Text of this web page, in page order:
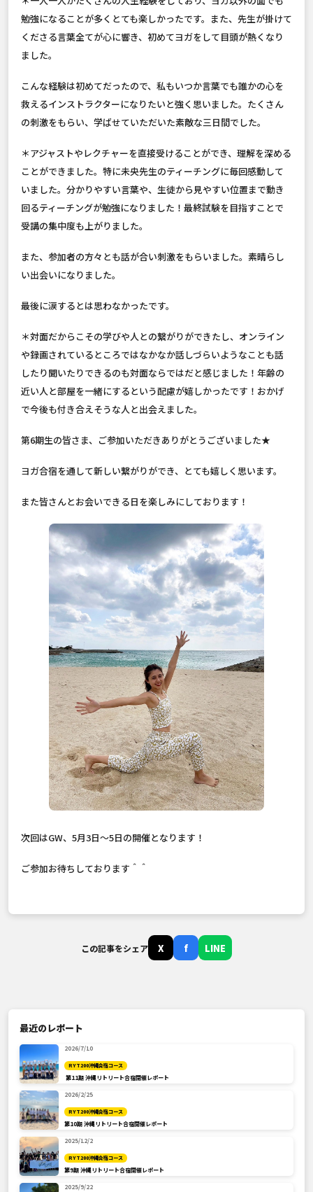
勉強になることが多くとても楽しかったです。また、先生が掛けて
くださる言葉全てが心に響き、初めてヨガをして目頭が熱くなり
ました。
こんな経験は初めてだったので、私もいつか言葉でも誰かの心を
救えるインストラクターになりたいと強く思いました。たくさん
の刺激をもらい、学ばせていただいた素敵な三日間でした。
＊アジャストやレクチャーを直接受けることができ、理解を深める
ことができました。特に未央先生のティーチングに毎回感動して
いました。分かりやすい言葉や、生徒から見やすい位置まで動き
回るティーチングが勉強になりました！最終試験を目指すことで
受講の集中度も上がりました。
また、参加者の方々とも話が合い刺激をもらいました。素晴らし
い出会いになりました。
最後に涙するとは思わなかったです。
＊対面だからこその学びや人との繋がりができたし、オンライン
や録画されているところではなかなか話しづらいようなことも話
したり聞いたりできるのも対面ならではだと感じました！年齢の
近い人と部屋を一緒にするという配慮が嬉しかったです！おかげ
で今後も付き合えそうな人と出会えました。
第6期生の皆さま、ご参加いただきありがとうございました★
ヨガ合宿を通して新しい繋がりができ、とても嬉しく思います。
また皆さんとお会いできる日を楽しみにしております！
次回はGW、5月3日〜5日の開催となります！
ご参加お待ちしております＾＾
この記事をシェア X f LINE
最近のレポート
2026/7/10
RYT200沖縄合宿コース
第11期 沖縄リトリート合宿開催レポート
2026/2/25
RYT200沖縄合宿コース
第10期 沖縄リトリート合宿開催レポート
2025/12/2
RYT200沖縄合宿コース
第9期 沖縄リトリート合宿開催レポート
2025/9/22